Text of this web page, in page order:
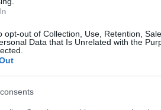
opt-out of Collection, Use, Retention,
Data that Is Unrelated with the
Fontos változás jön
százalékos profitcsökkenést
okoztak. Emiatt több repülőgépet ki
Dzabiba tervezett bázisát, és